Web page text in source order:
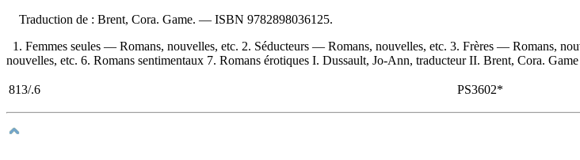
Traduction de : Brent, Cora. Game. — ISBN 9782898036125.
1. Femmes seules — Romans, nouvelles, etc. 2. Séducteurs — Romans, nouvelles, etc. 3. Frères — Romans,
nouvelles, etc. 6. Romans sentimentaux 7. Romans érotiques I. Dussault, Jo-Ann, traducteur II. Brent, Cora.
813/.6 PS3602*